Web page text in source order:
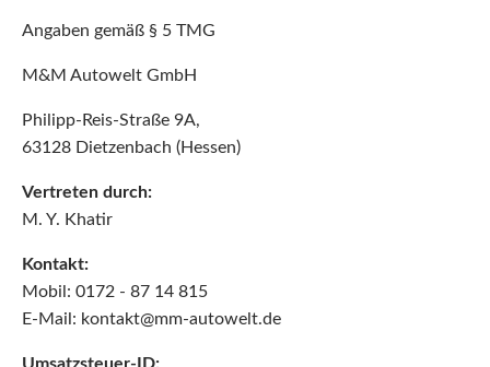
Angaben gemäß § 5 TMG
M&M Autowelt GmbH
Philipp-Reis-Straße 9A,
63128 Dietzenbach (Hessen)
Vertreten durch:
M. Y. Khatir
Kontakt:
Mobil: 0172 - 87 14 815
E-Mail: kontakt@mm-autowelt.de